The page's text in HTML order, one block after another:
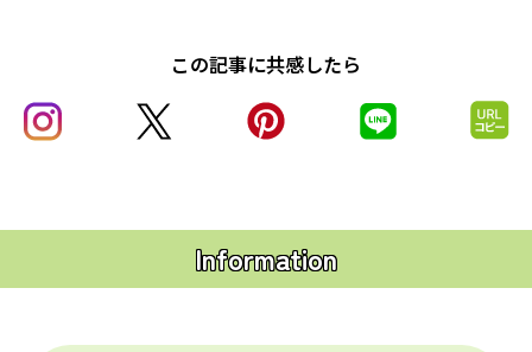
この記事に共感したら
Information